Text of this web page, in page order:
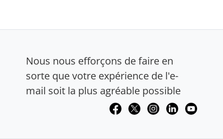
Nous nous efforçons de faire en
sorte que votre expérience de l'e-
mail soit la plus agréable possible